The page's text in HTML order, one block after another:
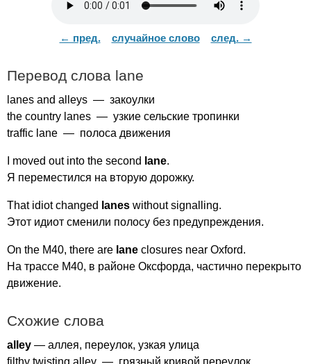
← пред. случайное слово след. →
Перевод слова lane
lanes and alleys — закоулки
the country lanes — узкие сельские тропинки
traffic lane — полоса движения
moved out into the second lane.
Я переместился на вторую дорожку.
That idiot changed lanes without signalling.
Этот идиот сменили полосу без предупреждения.
On the M40, there are lane closures near Oxford.
На трассе M40, в районе Оксфорда, частично перекрыто
движение.
Схожие слова
alley — аллея, переулок, узкая улица
filthy twisting alley — грязный кривой переулок